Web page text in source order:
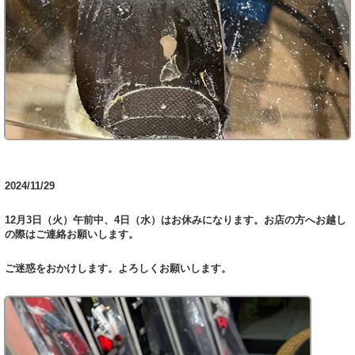
2024/11/29
12月3日（火）午前中、4日（水）はお休みになります。お店の方へお越し
の際はご連絡お願いします。
ご迷惑をおかけします。よろしくお願いします。